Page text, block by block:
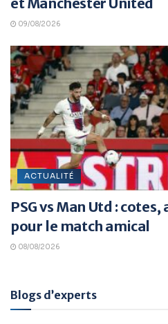
09/08/2026
ACTUALITÉ
PSG vs Man Utd :
pour le match amical
08/08/2026
Blogs d’experts